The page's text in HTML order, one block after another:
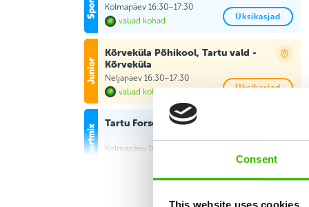
Consent
This website uses cookies
Kolmapäev 16:30–17:30
vabad kohad
Üksikasjad
Kõrveküla Põhikool, Tartu vald -
Kõrveküla
Neljapäev 16:30–17:30
vabad kohad
Üksikasjad
Tartu Forseliuse Kool, Tartu linn
Kolmapäev 16:30–17:30
Üksikasjad